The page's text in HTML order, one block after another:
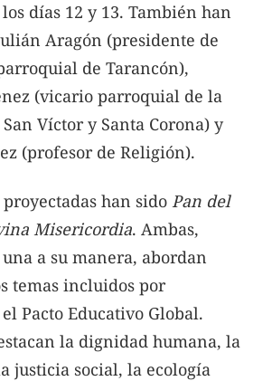
días 12 y 13. También han
Aragón (presidente de
de Tarancón),
(vicario parroquial de la
Víctor y Santa Corona) y
(profesor de Religión).
han sido Pan del
Misericordia. Ambas,
a su manera, abordan
temas incluidos por
Pacto Educativo Global.
la dignidad humana, la
justicia social, la ecología